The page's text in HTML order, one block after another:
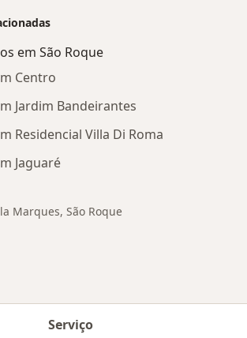
em São Roque
Centro
Jardim Bandeirantes
Residencial Villa Di Roma
Jaguaré
Marques, São Roque
Serviço